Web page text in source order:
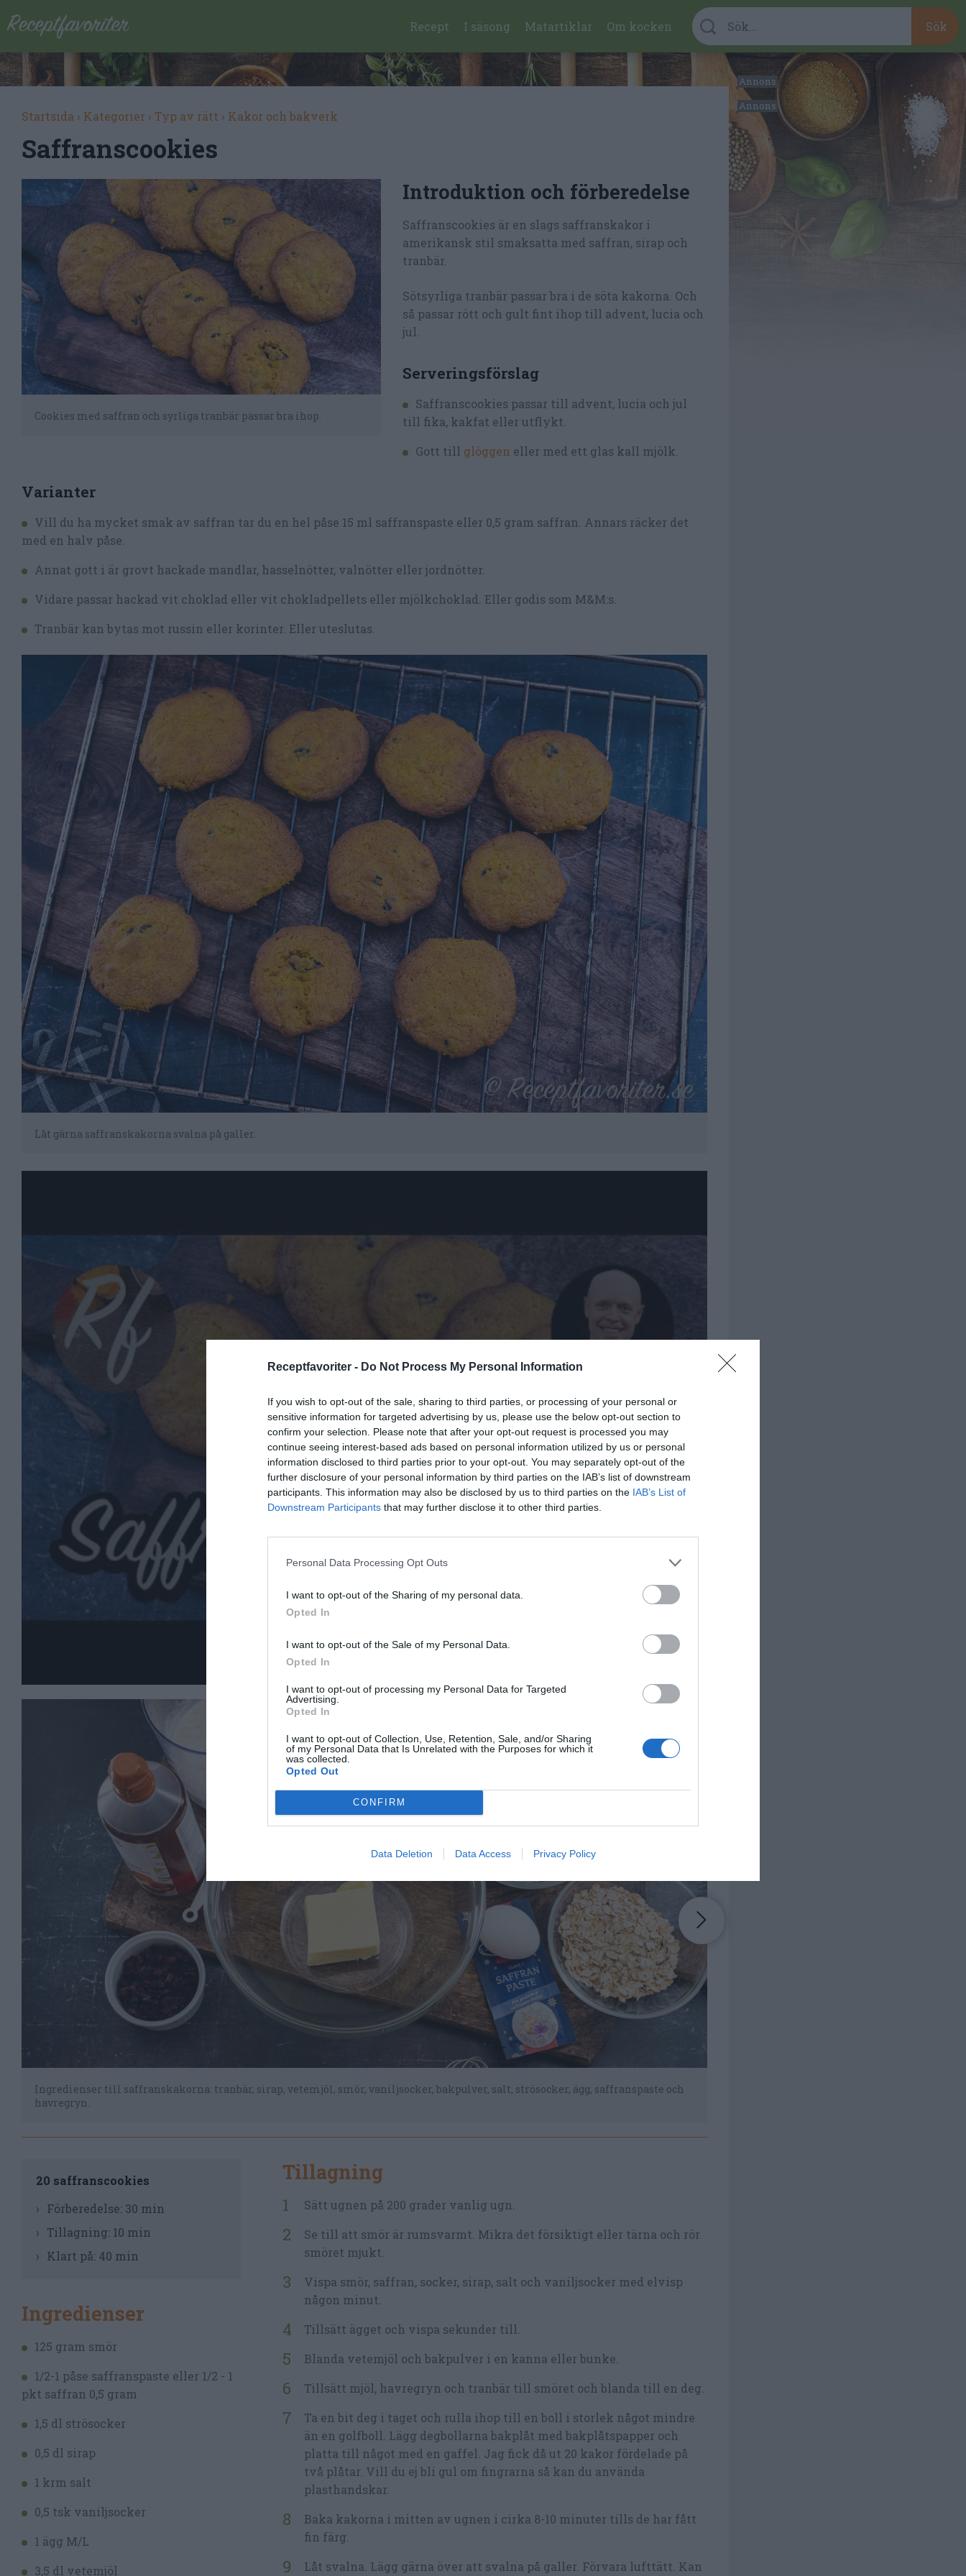
Receptfavoriter - Do Not Process My Personal Information
If you wish to opt-out of the sale, sharing to third parties, or processing of your personal or
sensitive information for targeted advertising by us, please use the below opt-out section to
confirm your selection. Please note that after your opt-out request is processed you may
continue seeing interest-based ads based on personal information utilized by us or personal
information disclosed to third parties prior to your opt-out. You may separately opt-out of the
further disclosure of your personal information by third parties on the IAB’s list of downstream
participants. This information may also be disclosed by us to third parties on the IAB’s List of
Downstream Participants that may further disclose it to other third parties.
Personal Data Processing Opt Outs
I want to opt-out of the Sharing of my personal data.
Opted In
I want to opt-out of the Sale of my Personal Data.
Opted In
I want to opt-out of processing my Personal Data for Targeted
Advertising.
Opted In
I want to opt-out of Collection, Use, Retention, Sale, and/or Sharing
of my Personal Data that Is Unrelated with the Purposes for which it
was collected.
Opted Out
CONFIRM
Data Deletion Data Access Privacy Policy
Recept I säsong Matartiklar Om kocken
Startsida › Kategorier › Typ av rätt › Kakor och bakverk
Saffranscookies
Cookies med saffran och syrliga tranbär passar bra ihop.
Introduktion och förberedelse
Saffranscookies är en slags saffranskakor i
amerikansk stil smaksatta med saffran, sirap och
tranbär.
Sötsyrliga tranbär passar bra i de söta kakorna. Och
så passar rött och gult fint ihop till advent, lucia och
jul.
Serveringsförslag
Saffranscookies passar till advent, lucia och jul
till fika, kakfat eller utflykt.
Gott till glöggen eller med ett glas kall mjölk.
Varianter
Vill du ha mycket smak av saffran tar du en hel påse 15 ml saffranspaste eller 0,5 gram saffran. Annars räcker det
med en halv påse.
Annat gott i är grovt hackade mandlar, hasselnötter, valnötter eller jordnötter.
Vidare passar hackad vit choklad eller vit chokladpellets eller mjölkchoklad. Eller godis som M&M:s.
Tranbär kan bytas mot russin eller korinter. Eller uteslutas.
Låt gärna saffranskakorna svalna på galler.
Ingredienser till saffranskakorna: tranbär, sirap, vetemjöl, smör, vaniljsocker, bakpulver, salt, strösocker, ägg, saffranspaste och
havregryn.
20 saffranscookies
Förberedelse: 30 min
Tillagning: 10 min
Klart på: 40 min
Ingredienser
125 gram smör
1/2-1 påse saffranspaste eller 1/2 - 1
pkt saffran 0,5 gram
1,5 dl strösocker
0,5 dl sirap
1 krm salt
0,5 tsk vaniljsocker
1 ägg M/L
3,5 dl vetemjöl
Tillagning
Sätt ugnen på 200 grader vanlig ugn.
Se till att smör är rumsvarmt. Mikra det försiktigt eller tärna och rör
smöret mjukt.
Vispa smör, saffran, socker, sirap, salt och vaniljsocker med elvisp
någon minut.
Tillsätt ägget och vispa sekunder till.
Blanda vetemjöl och bakpulver i en kanna eller bunke.
Tillsätt mjöl, havregryn och tranbär till smöret och blanda till en deg.
Ta en bit deg i taget och rulla ihop till en boll i storlek något mindre
än en golfboll. Lägg degbollarna bakplåt med bakplåtspapper och
platta till något med en gaffel. Jag fick då ut 20 kakor fördelade på
två plåtar. Vill du ej bli gul om fingrarna så kan du använda
plasthandskar.
Baka kakorna i mitten av ugnen i cirka 8-10 minuter tills de har fått
fin färg.
Låt svalna. Lägg gärna över att svalna på galler. Förvara lufttätt. Kan